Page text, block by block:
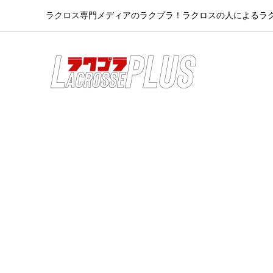
ラクロス専門メディアのラクプラ！ラクロスの人によるラ